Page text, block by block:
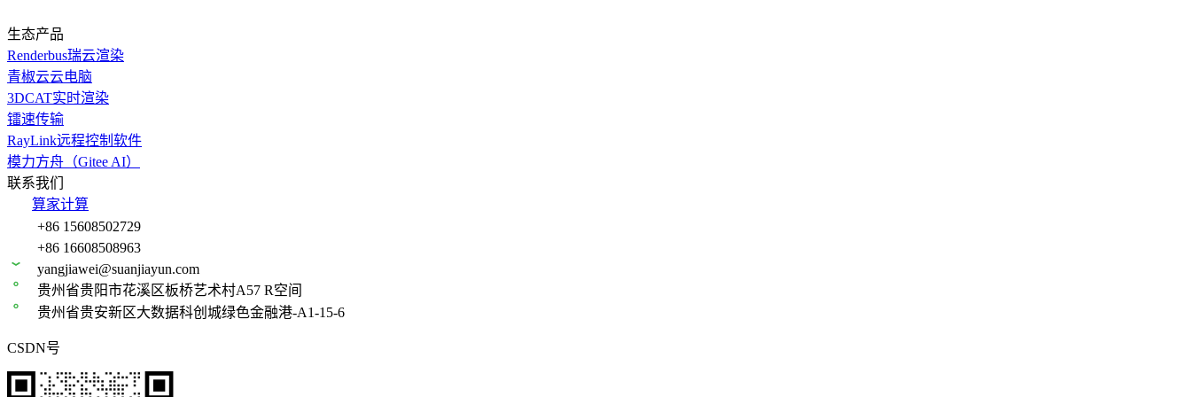
生态产品
Renderbus瑞云渲染
青椒云云电脑
3DCAT实时渲染
镭速传输
RayLink远程控制软件
模力方舟（Gitee AI）
联系我们
算家计算
+86 15608502729
+86 16608508963
yangjiawei@suanjiayun.com
贵州省贵阳市花溪区板桥艺术村A57 R空间
贵州省贵安新区大数据科创城绿色金融港-A1-15-6
CSDN号